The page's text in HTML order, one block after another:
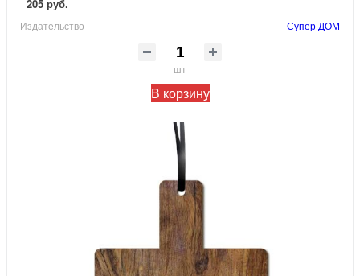
205 руб.
Издательство Супер ДОМ
шт
В корзину